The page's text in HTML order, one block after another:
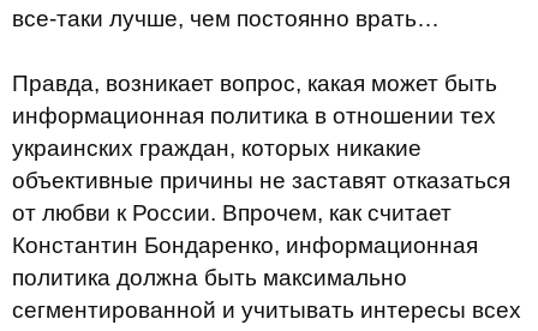
все-таки лучше, чем постоянно врать…
Правда, возникает вопрос, какая может быть
информационная политика в отношении тех
украинских граждан, которых никакие
объективные причины не заставят отказаться
от любви к России. Впрочем, как считает
Константин Бондаренко, информационная
политика должна быть максимально
сегментированной и учитывать интересы всех